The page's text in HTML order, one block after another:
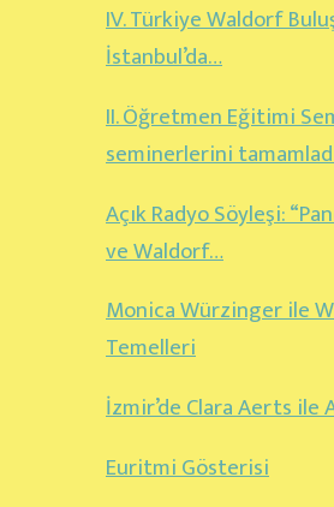
IV. Türkiye Waldorf
İstanbul’da…
II. Öğretmen Eğitimi
seminerlerini
Açık Radyo Söyleşi:
ve Waldorf…
Monica Würzinger ile
Temelleri
İzmir’de Clara Aerts ile
Euritmi Gösterisi